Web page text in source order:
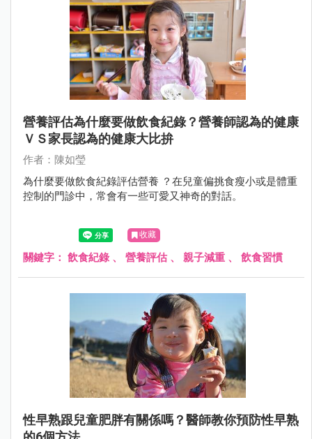
營養評估為什麼要做飲食紀錄？營養師認為的健康
ＶＳ家長認為的健康大比拚
作者：陳如瑩
為什麼要做飲食紀錄評估營養 ？在兒童偏挑食瘦小或是體重
控制的門診中，常會有一些可愛又神奇的對話。
收藏
關鍵字： 飲食紀錄、 營養評估 、 親子減重 、 飲食習慣
性早熟跟兒童肥胖有關係嗎？醫師教你預防性早熟